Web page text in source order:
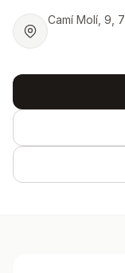
Camí Molí, 9, 7